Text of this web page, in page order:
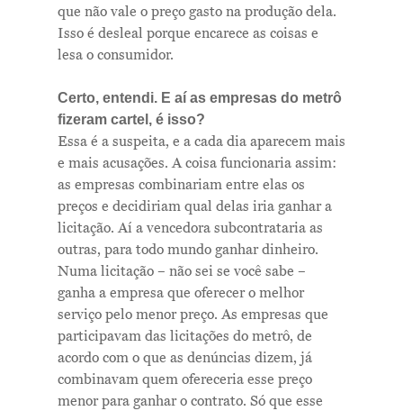
que não vale o preço gasto na produção dela.
Isso é desleal porque encarece as coisas e
lesa o consumidor.
Certo, entendi. E aí as empresas do metrô
fizeram cartel, é isso?
Essa é a suspeita, e a cada dia aparecem mais
e mais acusações. A coisa funcionaria assim:
as empresas combinariam entre elas os
preços e decidiriam qual delas iria ganhar a
licitação. Aí a vencedora subcontrataria as
outras, para todo mundo ganhar dinheiro.
Numa licitação – não sei se você sabe –
ganha a empresa que oferecer o melhor
serviço pelo menor preço. As empresas que
participavam das licitações do metrô, de
acordo com o que as denúncias dizem, já
combinavam quem ofereceria esse preço
menor para ganhar o contrato. Só que esse